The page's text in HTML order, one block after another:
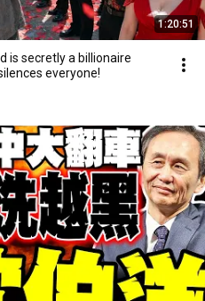
1:20:51
is secretly a billionaire
everyone!